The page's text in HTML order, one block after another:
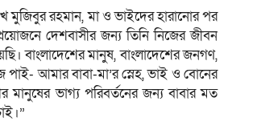
মুজিবুর রহমান, মা ও ভাইদের হারানোর পর
দেশবাসীর জন্য তিনি নিজের জীবন
বাংলাদেশের মানুষ, বাংলাদেশের জনগণ,
আমার বাবা-মা’র স্নেহ, ভাই ও বোনের
ভাগ্য পরিবর্তনের জন্য বাবার মত